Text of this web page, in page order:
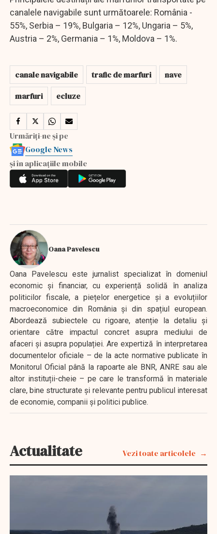
canalele navigabile sunt următoarele: România -
55%, Serbia – 19%, Bulgaria – 12%, Ungaria – 5%,
Austria – 2%, Germania – 1%, Moldova – 1%.
canale navigabile trafic de marfuri
nave
marfuri
ecluze
Urmăriți-ne și pe
Google News
și în aplicațiile mobile
Oana Pavelescu
Oana Pavelescu este jurnalist specializat în domeniul
economic și financiar, cu experiență solidă în analiza
politicilor fiscale, a piețelor energetice și a evoluțiilor
macroeconomice din România și din spațiul european.
Abordează subiectele cu rigoare, atenție la detaliu și
orientare către impactul concret asupra mediului de
afaceri și asupra populației. Are expertiză în interpretarea
documentelor oficiale – de la acte normative publicate în
Monitorul Oficial până la rapoarte ale BNR, ANRE sau ale
altor instituții-cheie – pe care le transformă în materiale
clare, bine structurate și relevante pentru publicul interesat
de economie, companii și politici publice.
Actualitate Vezi toate articolele